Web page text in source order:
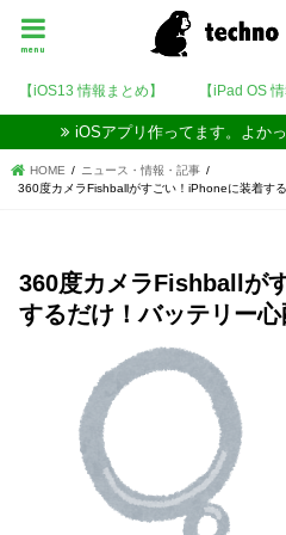
menu
【iOS13 情報まとめ】 【iPad OS
iOSアプリ作ってます。よか
HOME
ニュース・情報・記事
360度カメラFishballがすごい！iPhoneに装着す
360度カメラFishballが
するだけ！バッテリー心